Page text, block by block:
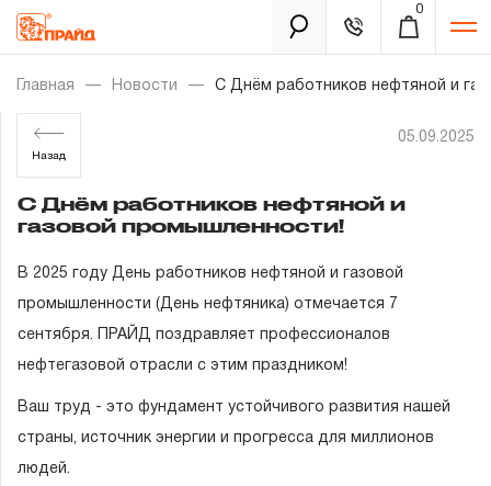
0
Каталог
Золотая лихорадка
Новинки
Уцененный товар
О нас
Новости
Бренды
Забыли пароль?
Главная Новости С Днём работников нефтяной и
Назад
05.09.2025
С Днём работников нефтяной и
газовой промышленности!
В 2025 году День работников нефтяной и газовой
промышленности (День нефтяника) отмечается 7
сентября. ПРАЙД поздравляет профессионалов
нефтегазовой отрасли с этим праздником!
Ваш труд - это фундамент устойчивого развития нашей
страны, источник энергии и прогресса для миллионов
людей.